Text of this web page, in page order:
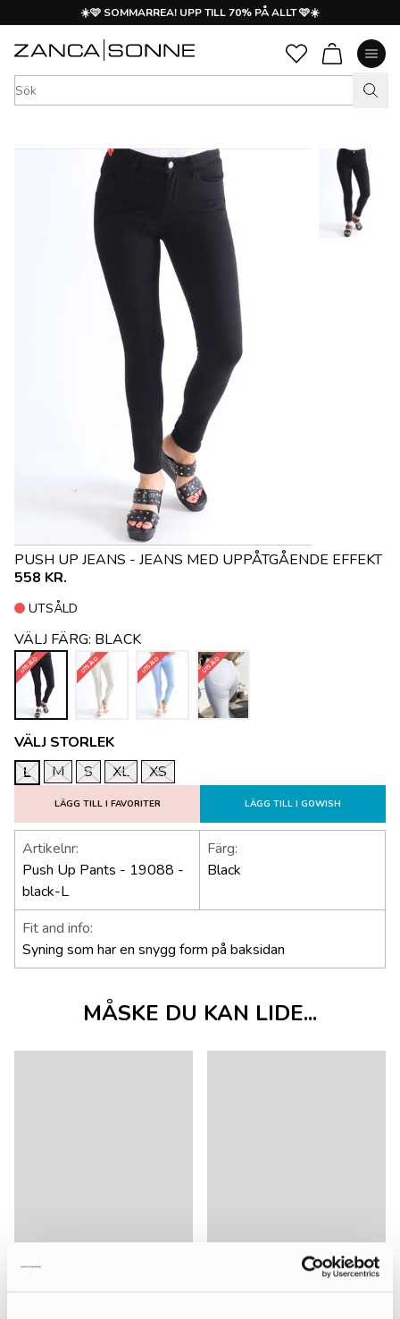
☀️🩷 SOMMARREA! UPP TILL 70% PÅ ALLT 🩷☀️
PUSH UP JEANS - JEANS MED UPPÅTGÅENDE EFFEKT
VÄLJ STORLEK
L
M S XL XS
UTSÅLD
558 KR.
LÄGG TILL I FAVORITER LÄGG TILL I GOWISH
VÄLJ FÄRG: BLACK
UTSÅLD UTSÅLD UTSÅLD UTSÅLD
Artikelnr:
Push Up Pants - 19088 -
black-L
Färg:
Black
Fit and info:
Syning som har en snygg form på baksidan
MÅSKE DU KAN LIDE...